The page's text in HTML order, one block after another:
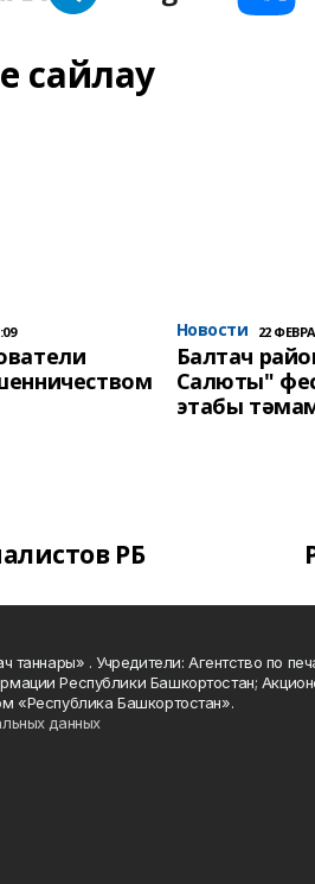
сайлау
Новости 22
Балтач
Салюты"
этабы
РБ
таннары» . Учредители: Агентство по
Республики Башкортостан;
«Республика Башкортостан».
данных